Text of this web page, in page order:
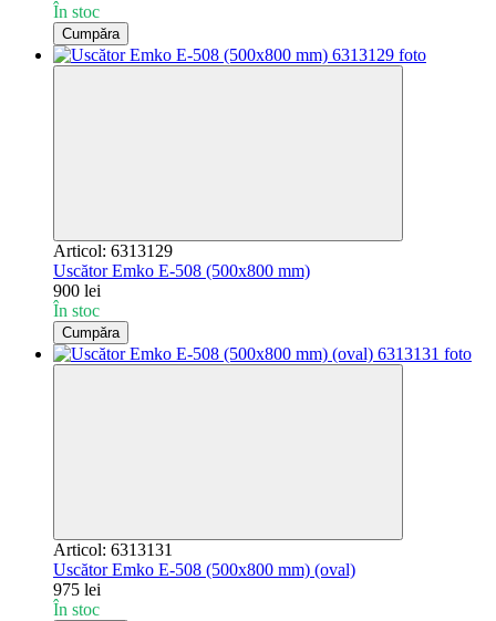
În stoc
Cumpăra
Articol: 6313129
Uscător Emko Е-508 (500x800 mm)
900 lei
În stoc
Cumpăra
Articol: 6313131
Uscător Emko Е-508 (500x800 mm) (oval)
975 lei
În stoc